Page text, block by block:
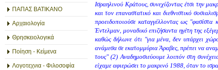
ΠΑΠΑΣ ΒΑΤΙΚΑΝΟ
Αρχαιολογία
Θρησκειολογικά
Ποίηση - Κείμενα
Λογοτεχνια - Φιλοσοφία
Ισραηλινού Κράτους, συνεχίζοντας έτσι την
και τον επαναστατικό και διεθνιστικό
προειδοποιούσε καταγγέλλοντας ως "φασίστα
Έντελμαν, μοναδικό επιζήσαντα ηγέτη της
καθώς δήλωνε ότι "για μένα, δεν υπάρχει
ανάμεσα σε εκατομμύρια Άραβες, πρέπει να
τους" (2) Αναδημοσιεύουμε λοιπόν στη
είχαμε αφιερώσει το μακρινό 1988, όταν το